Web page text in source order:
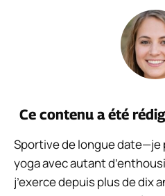
Ce contenu a été
Sportive de longue date—je
yoga avec autant
j’exerce depuis plus de dix